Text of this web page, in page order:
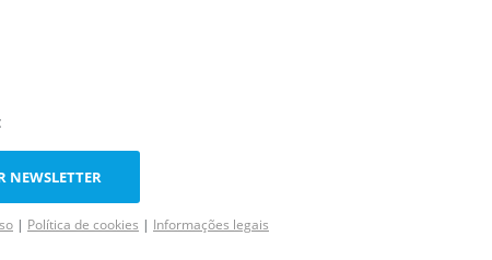
NEWSLETTER
| Política de cookies | Informações legais